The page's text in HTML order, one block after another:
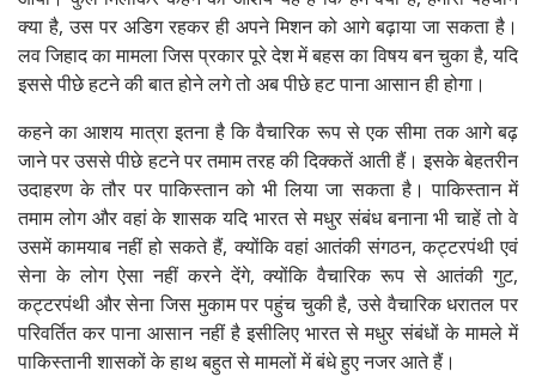
क्या है, उस पर अडिग रहकर ही अपने मिशन को आगे बढ़ाया जा सकता है।
लव जिहाद का मामला जिस प्रकार पूरे देश में बहस का विषय बन चुका है, यदि
इससे पीछे हटने की बात होने लगे तो अब पीछे हट पाना आसान ही होगा।
कहने का आशय मात्रा इतना है कि वैचारिक रूप से एक सीमा तक आगे बढ़
जाने पर उससे पीछे हटने पर तमाम तरह की दिक्कतें आती हैं। इसके बेहतरीन
उदाहरण के तौर पर पाकिस्तान को भी लिया जा सकता है। पाकिस्तान में
तमाम लोग और वहां के शासक यदि भारत से मधुर संबंध बनाना भी चाहें तो वे
उसमें कामयाब नहीं हो सकते हैं, क्योंकि वहां आतंकी संगठन, कट्टरपंथी एवं
सेना के लोग ऐसा नहीं करने देंगे, क्योंकि वैचारिक रूप से आतंकी गुट,
कट्टरपंथी और सेना जिस मुकाम पर पहुंच चुकी है, उसे वैचारिक धरातल पर
परिवर्तित कर पाना आसान नहीं है इसीलिए भारत से मधुर संबंधों के मामले में
पाकिस्तानी शासकों के हाथ बहुत से मामलों में बंधे हुए नजर आते हैं।